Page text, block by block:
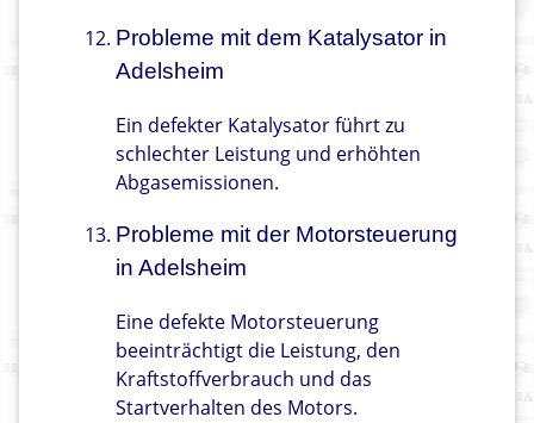
Probleme mit dem Katalysator in
Adelsheim
Ein defekter Katalysator führt zu
schlechter Leistung und erhöhten
Abgasemissionen.
Probleme mit der Motorsteuerung
in Adelsheim
Eine defekte Motorsteuerung
beeinträchtigt die Leistung, den
Kraftstoffverbrauch und das
Startverhalten des Motors.